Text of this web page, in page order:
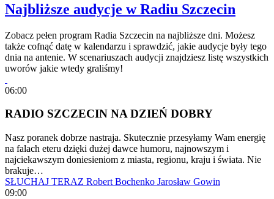
Najbliższe audycje w Radiu Szczecin
Zobacz pełen program Radia Szczecin na najbliższe dni. Możesz
także cofnąć datę w kalendarzu i sprawdzić, jakie audycje były tego
dnia na antenie. W scenariuszach audycji znajdziesz listę wszystkich
uworów jakie wtedy graliśmy!
06:00
RADIO SZCZECIN NA DZIEŃ DOBRY
Nasz poranek dobrze nastraja. Skutecznie przesyłamy Wam energię
na falach eteru dzięki dużej dawce humoru, najnowszym i
najciekawszym doniesieniom z miasta, regionu, kraju i świata. Nie
brakuje…
SŁUCHAJ TERAZ Robert Bochenko Jarosław Gowin
09:00